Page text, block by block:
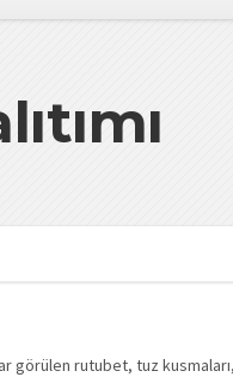
görülen rutubet, tuz